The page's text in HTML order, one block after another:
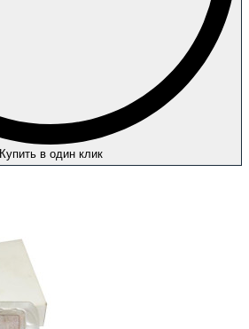
Купить в один клик